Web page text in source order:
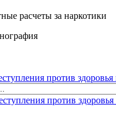
расчеты за наркотики
против
против